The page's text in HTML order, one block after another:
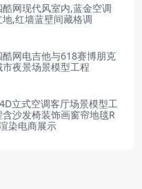
酷网现代风室内,蓝金空调
地,红墙蓝壁间藏格调
酷网电吉他与618赛博朋克
市夜景场景模型工程
立式空调客厅场景模型工
含沙发椅装饰画窗帘地毯R
染电商展示